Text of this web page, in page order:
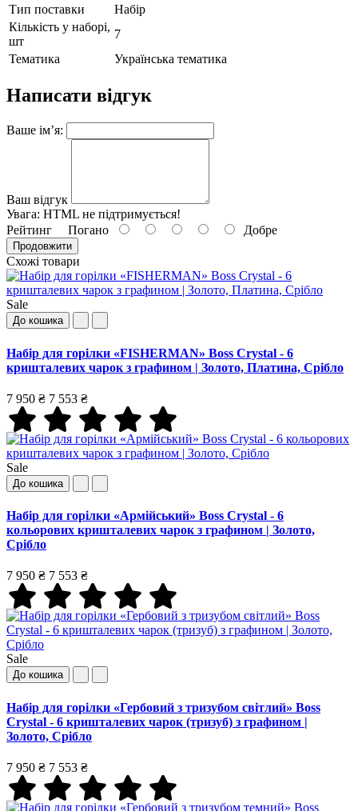
Тип поставки
Набір
Кількість у наборі,
шт
7
Тематика
Українська тематика
Написати відгук
Ваше ім’я:
Ваш відгук
Увага: HTML не підтримується!
Рейтинг Погано Добре
Продовжити
Схожі товари
Sale
До кошика
Набір для горілки «FISHERMAN» Boss Crystal - 6
кришталевих чарок з графином | Золото, Платина, Срібло
7 950 ₴ 7 553 ₴
Sale
До кошика
Набір для горілки «Армійський» Boss Crystal - 6
кольорових кришталевих чарок з графином | Золото,
Срібло
7 950 ₴ 7 553 ₴
Sale
До кошика
Набір для горілки «Гербовий з тризубом світлий» Boss
Crystal - 6 кришталевих чарок (тризуб) з графином |
Золото, Срібло
7 950 ₴ 7 553 ₴